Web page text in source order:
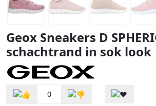
Geox Sneakers D
schachtrand in sok look
0